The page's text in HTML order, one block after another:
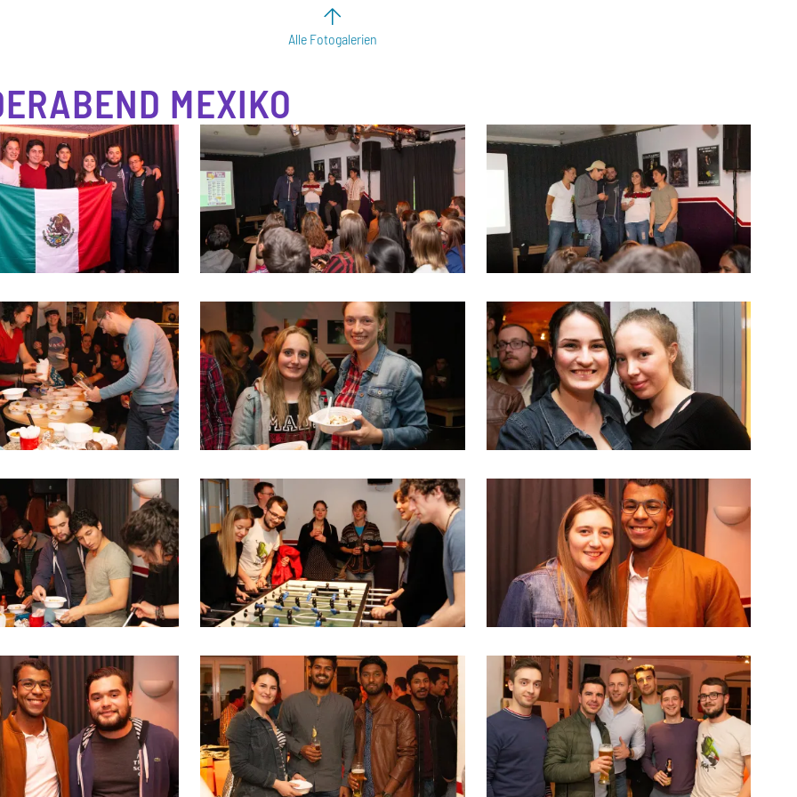
Alle Fotogalerien
MEXIKO